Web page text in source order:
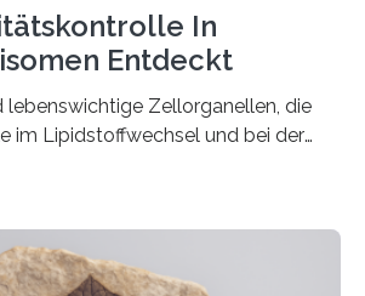
In
Entdeckt
lebenswichtige Zellorganellen, die
im Lipidstoffwechsel und bei der
zahlreiche Enzyme präzise in
Bochum um Prof. Dr. Ralf Erdmann
Yusuf hat nun einen bislang